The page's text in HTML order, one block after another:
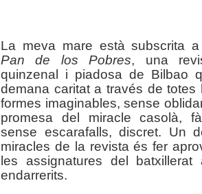
La meva mare està subscrita
Pande losPobres, una
quinzenal i piadosa de Bilbao
demana caritat a través de totes
formes imaginables, sense
promesa del miracle casolà,
sense escarafalls, discret. Un
miracles de la revista és fer
les assignatures del batxillerat
endarrerits.